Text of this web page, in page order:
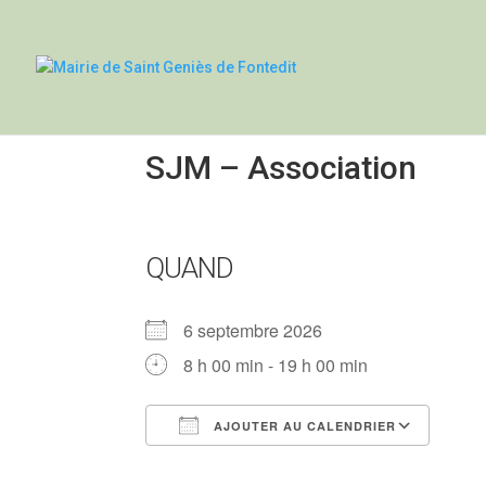
SJM – Association
QUAND
6 septembre 2026
8 h 00 min - 19 h 00 min
AJOUTER AU CALENDRIER